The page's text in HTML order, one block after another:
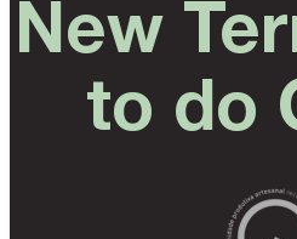
New
to do